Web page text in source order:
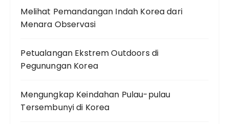
Melihat Pemandangan Indah Korea dari
Menara Observasi
Petualangan Ekstrem Outdoors di
Pegunungan Korea
Mengungkap Keindahan Pulau-pulau
Tersembunyi di Korea